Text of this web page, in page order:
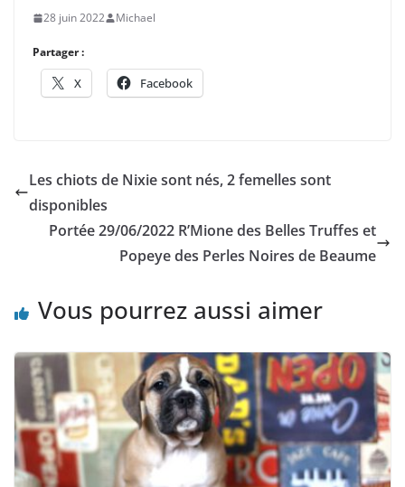
28 juin 2022 Michael
Partager :
X Facebook
Les chiots de Nixie sont nés, 2 femelles sont
disponibles
Portée 29/06/2022 R’Mione des Belles Truffes et
Popeye des Perles Noires de Beaume
Vous pourrez aussi aimer